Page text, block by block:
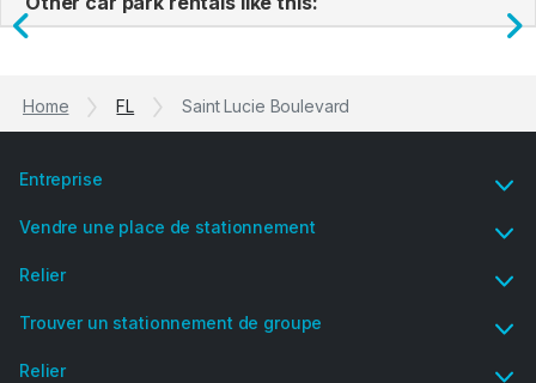
Previous
Home FL Saint Lucie Boulevard
Entreprise
Vendre une place de stationnement
Relier
Trouver un stationnement de groupe
Relier